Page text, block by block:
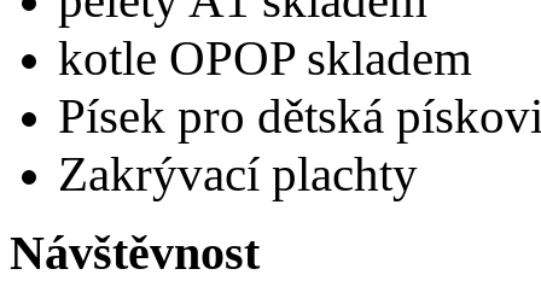
kotle OPOP skladem
Písek pro dětská
Zakrývací plachty
Návštěvnost